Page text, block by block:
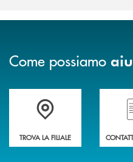
Come possiamo
Accedi all' elenco completo
TROVA LA FILIALE
Hai